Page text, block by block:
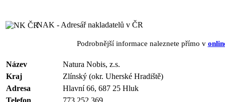
NAK - Adresář nakladatelů v ČR
Podrobnější informace naleznete přímo v
Název
Natura Nobis, z.s.
Kraj
Zlínský (okr. Uherské Hradiště)
Adresa
Hlavní 66, 687 25 Hluk
Telefon
773 252 369